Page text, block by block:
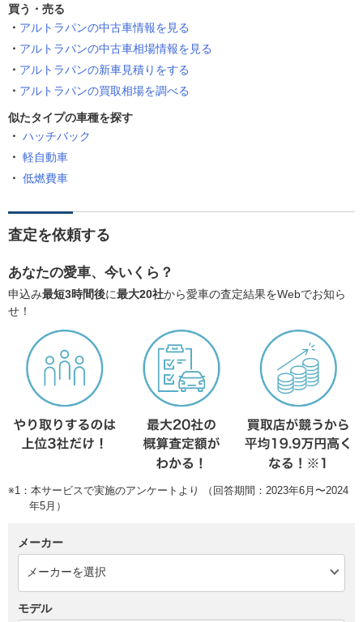
買う・売る
アルトラパンの中古車情報を見る
アルトラパンの中古車相場情報を見る
アルトラパンの新車見積りをする
アルトラパンの買取相場を調べる
似たタイプの車種を探す
ハッチバック
軽自動車
低燃費車
査定を依頼する
あなたの愛車、今いくら？
申込み最短3時間後に最大20社から愛車の査定結果をWebでお知ら
せ！
※1：本サービスで実施のアンケートより （回答期間：2023年6月〜2024
年5月）
メーカー
モデル